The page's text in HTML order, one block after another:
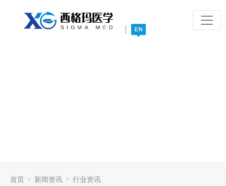
|
首页 新闻资讯 行业资讯